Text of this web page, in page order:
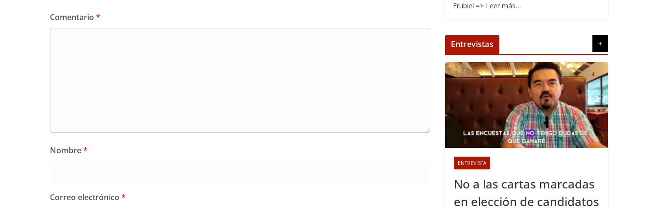
Comentario *
Nombre*
Correo electrónico *
Erubiel => Leer más…
Entrevistas +
ENTREVISTA
No a las cartas marcadas
en elección de candidatos